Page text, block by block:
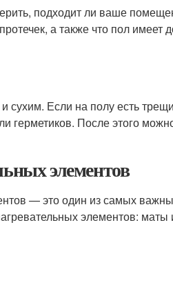
подходит ли ваше
а также что пол имеет
Если на полу есть
После этого
элементов
— это один из самых
элементов: